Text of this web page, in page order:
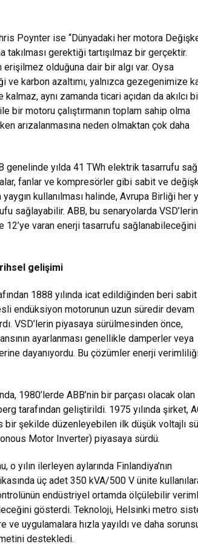
Poynter ise “Dünyadaki her motora
takılması gerektiği tartışılmaz bir gerçektir.
olduğuna dair bir algı var. Oysa
karbon azaltımı, yalnızca gezegenimize
aynı zamanda ticari açıdan da akılcı
bir motoru çalıştırmanın toplam sahip olma
arızalanmasına neden olmaktan çok daha
genelinde yılda 41 TWh elektrik tasarrufu
fanlar ve kompresörler gibi sabit ve
kullanılması halinde, Avrupa Birliği her
sağlayabilir. ABB, bu senaryolarda VSD’lerin
12’ye varan enerji tasarrufu sağlanabileceğini
gelişimi
1888 yılında icat edildiğinden beri sabit
endüksiyon motorunun uzun süredir devam
VSD’lerin piyasaya sürülmesinden önce,
ayarlanması genellikle damperler veya
dayanıyordu. Bu çözümler enerji
1980’lerde ABB’nin bir parçası olacak olan
tarafından geliştirildi. 1975 yılında şirket,
bir şekilde düzenleyebilen ilk düşük voltajlı
Motor Inverter) piyasaya sürdü.
o yılın ilerleyen aylarında Finlandiya’nın
üç adet 350 kVA/500 V ünite
endüstriyel ortamda ölçülebilir
gösterdi. Teknoloji, Helsinki metro
uygulamalara hızla yayıldı ve daha
destekledi.